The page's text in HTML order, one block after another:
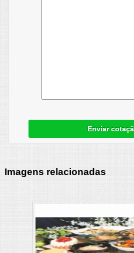
Enviar
Imagens relacionadas